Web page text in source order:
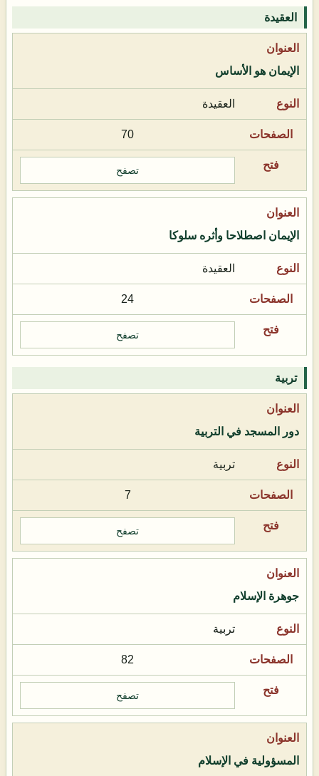
العقيدة
الإيمان هو الأساس
العقيدة
70
تصفح
الإيمان اصطلاحا وأثره سلوكا
العقيدة
24
تصفح
تربية
دور المسجد في التربية
تربية
7
تصفح
جوهرة الإسلام
تربية
82
تصفح
المسؤولية في الإسلام